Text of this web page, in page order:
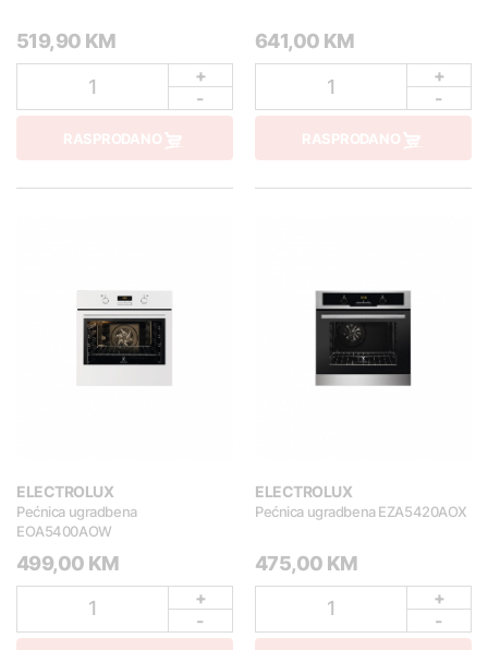
519,90 KM
1
+
-
RASPRODANO
641,00 KM
1
+
-
RASPRODANO
ELECTROLUX
Pećnica ugradbena
EOA5400AOW
499,00 KM
1
+
-
ELECTROLUX
Pećnica ugradbena EZA5420AOX
475,00 KM
1
+
-